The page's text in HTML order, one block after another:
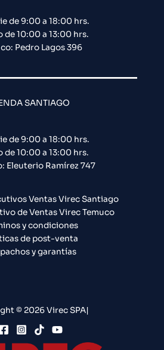
de 9:00 a 18:00 hrs.
de 10:00 a 13:00 hrs.
Pedro Lagos 396
SANTIAGO
de 9:00 a 18:00 hrs.
de 10:00 a 13:00 hrs.
Eleuterio Ramírez 747​
Ventas Virec Santiago
de Ventas Virec Temuco
y condiciones
de post-venta
y garantías
© 2026 Virec SPA|